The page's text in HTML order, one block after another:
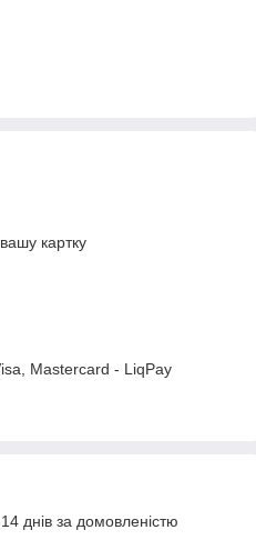
картку
Mastercard - LiqPay
днів за домовленістю